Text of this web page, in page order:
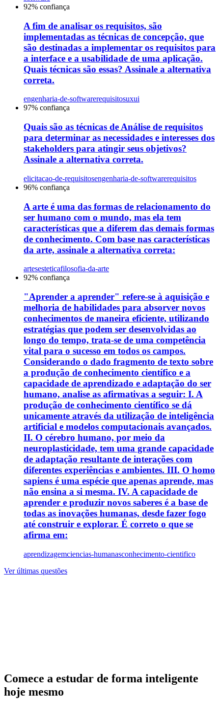
92% confiança
A fim de analisar os requisitos, são
implementadas as técnicas de concepção, que
são destinadas a implementar os requisitos para
a interface e a usabilidade de uma aplicação.
Quais técnicas são essas? Assinale a alternativa
correta.
engenharia-de-softwarerequisitosuxui
97% confiança
Quais são as técnicas de Análise de requisitos
para determinar as necessidades e interesses dos
stakeholders para atingir seus objetivos?
Assinale a alternativa correta.
elicitacao-de-requisitosengenharia-de-softwarerequisitos
96% confiança
A arte é uma das formas de relacionamento do
ser humano com o mundo, mas ela tem
características que a diferem das demais formas
de conhecimento. Com base nas características
da arte, assinale a alternativa correta:
artesesteticafilosofia-da-arte
92% confiança
"Aprender a aprender" refere-se à aquisição e
melhoria de habilidades para absorver novos
conhecimentos de maneira eficiente, utilizando
estratégias que podem ser desenvolvidas ao
longo do tempo, trata-se de uma competência
vital para o sucesso em todos os campos.
Considerando o dado fragmento de texto sobre
a produção de conhecimento científico e a
capacidade de aprendizado e adaptação do ser
humano, analise as afirmativas a seguir: I. A
produção de conhecimento científico se dá
unicamente através da utilização de inteligência
artificial e modelos computacionais avançados.
II. O cérebro humano, por meio da
neuroplasticidade, tem uma grande capacidade
de adaptação resultante de interações com
diferentes experiências e ambientes. III. O homo
sapiens é uma espécie que apenas aprende, mas
não ensina a si mesma. IV. A capacidade de
aprender e produzir novos saberes é a base de
todas as inovações humanas, desde fazer fogo
até construir e explorar. É correto o que se
afirma em:
aprendizagemciencias-humanasconhecimento-cientifico
Ver últimas questões
Comece a estudar de forma inteligente
hoje mesmo